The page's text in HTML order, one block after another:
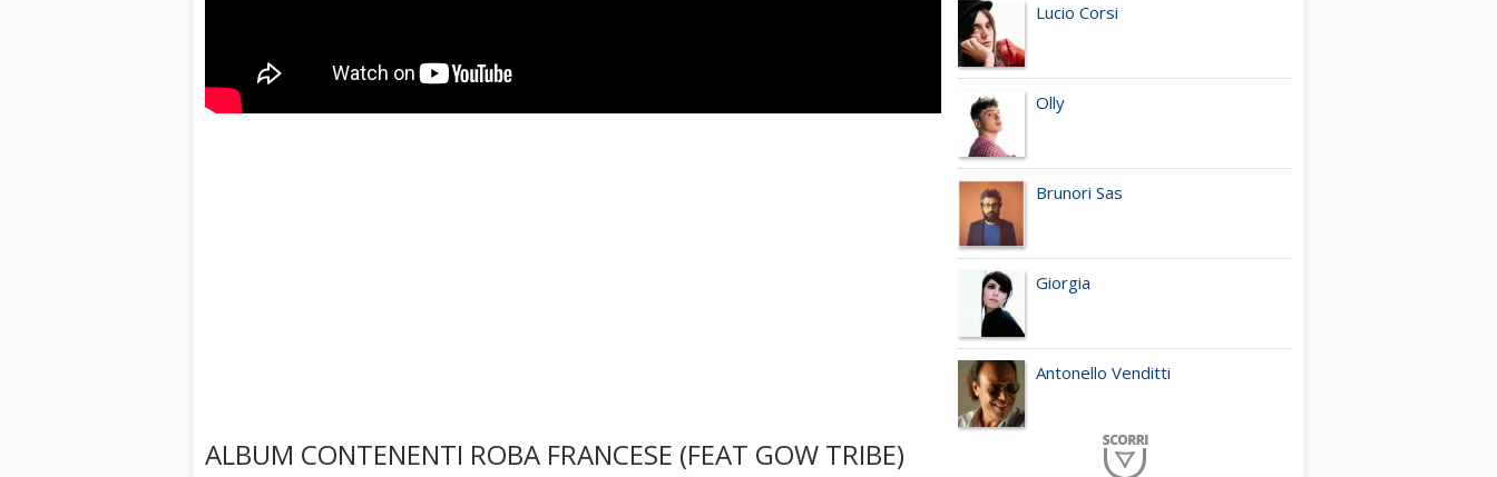
ALBUM CONTENENTI ROBA FRANCESE (FEAT GOW TRIBE)
Lucio Corsi
Olly
Brunori Sas
Giorgia
Antonello Venditti
Planet Funk